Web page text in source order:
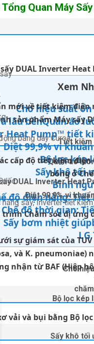
Quan Máy
DUAL Inverter Heat
Xem
Cho hiệu suất
lâu bềnQuần áo
Heat Pump™ tiết
Diệt 99,9% vi
Bộ lọc kép
Sấy khô tối
Bình
độ điện năng:
Chế độ thời gian:
Sấy bơm nhiệt
LG
Cho
mới về tiết kiệm điện
sản phẩm Máy sấy
Tiết kiệm
Quần áo
DUAL Inverter Heat
cấp độ tiết kiệm
bông ở
Diệt 99,9% vi
Chăm sóc dị ứng
sự giám sát của TUV
và K.
nhận từ BAF (Hiệp
Bộ lọc kép
vải và bụi bằng Bộ
Sấy khô tối
bằng dây Curoa
năng sấy, Inverter tiết